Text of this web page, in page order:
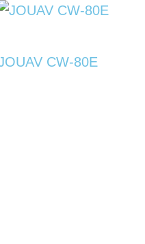
CW-80E